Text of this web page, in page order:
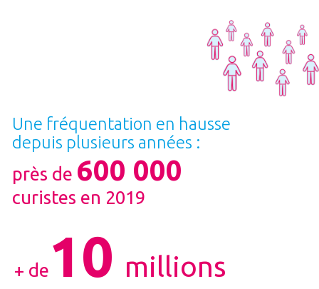
Une fréquentation en hausse
depuis plusieurs années :
près de 600 000
curistes en 2019
+ de 10 millions